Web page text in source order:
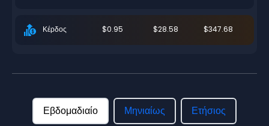
Κέρδος $0.95 $28.58 $347.68
Εβδομαδιαίο Μηνιαίως Ετήσιος